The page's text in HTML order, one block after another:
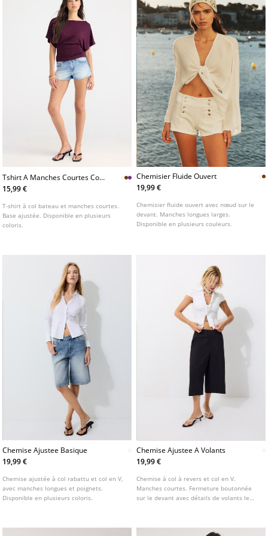
Tshirt A Manches Courtes Col
Bateau
15,99 €
T-shirt à col bateau et manches courtes.
Base ajustée. Disponible en plusieurs
coloris.
Chemisier Fluide Ouvert
19,99 €
Chemisier fluide ouvert avec nœud sur le
devant. Manches longues larges.
Disponible en plusieurs couleurs.
Chemise Ajustee Basique
19,99 €
Chemise ajustée à col rabattu et col en V,
avec manches longues et poignets.
Disponible en plusieurs coloris.
Chemise Ajustee A Volants
19,99 €
Chemise à col à revers et col en V.
Manches courtes. Fermeture boutonnée
sur le devant avec détails de volants le